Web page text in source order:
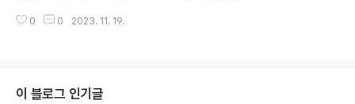
다. NL Join (Nested Loop Join) Hash Join Merge
행계획 읽는 방법) PostgreSQL 실행계획 분석하기 2편
0 0 2023. 11. 19.
이 블로그 인기글